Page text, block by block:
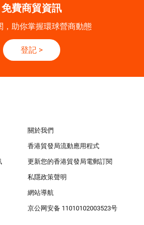
免費商貿資訊
，助你掌握環球營商動態
登記 >
關於我們
香港貿發局流動應用程式
更新您的香港貿發局電郵訂閱
私隱政策聲明
網站導航
京公网安备 11010102003523号